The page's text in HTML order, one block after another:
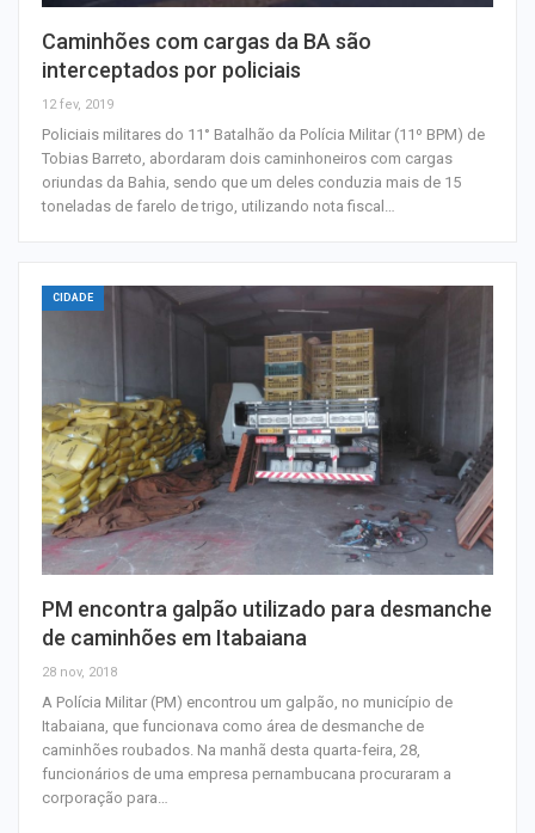
Caminhões com cargas da BA são
interceptados por policiais
12 fev, 2019
Policiais militares do 11° Batalhão da Polícia Militar (11º BPM) de
Tobias Barreto, abordaram dois caminhoneiros com cargas
oriundas da Bahia, sendo que um deles conduzia mais de 15
toneladas de farelo de trigo, utilizando nota fiscal…
CIDADE
PM encontra galpão utilizado para desmanche
de caminhões em Itabaiana
28 nov, 2018
A Polícia Militar (PM) encontrou um galpão, no município de
Itabaiana, que funcionava como área de desmanche de
caminhões roubados. Na manhã desta quarta-feira, 28,
funcionários de uma empresa pernambucana procuraram a
corporação para…